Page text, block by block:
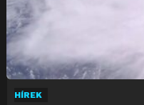
HÍREK